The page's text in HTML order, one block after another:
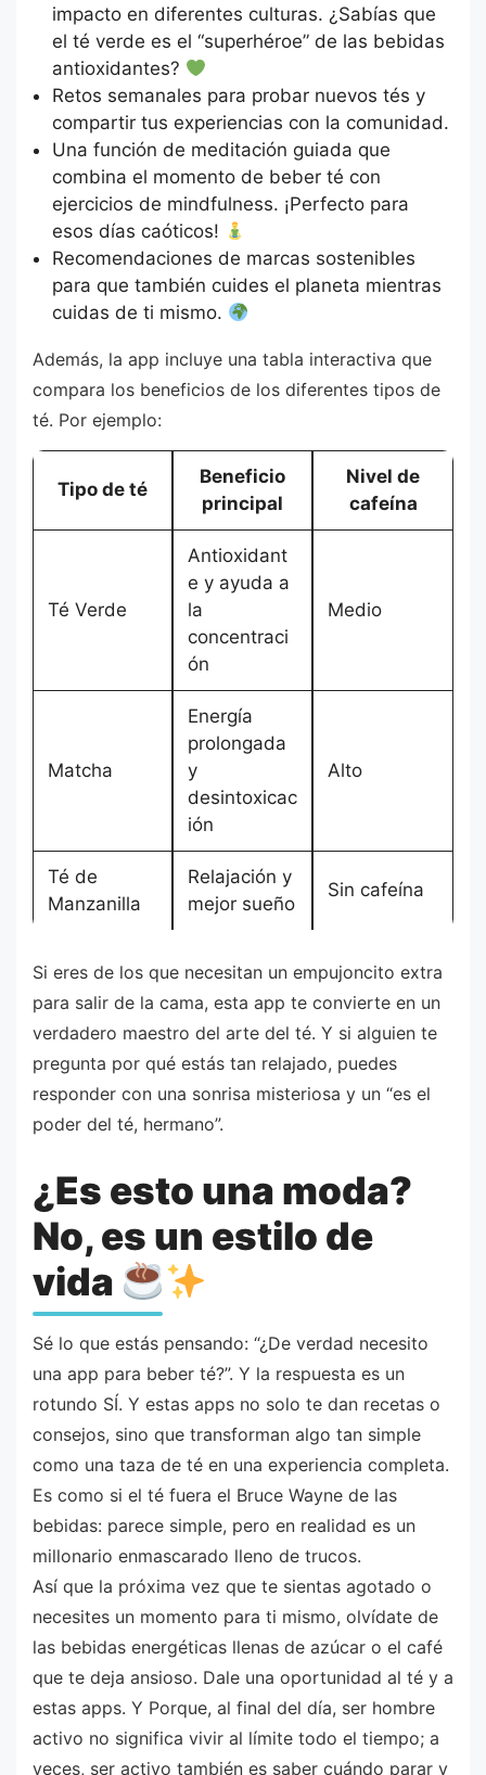
impacto en diferentes culturas. ¿Sabías que
el té verde es el “superhéroe” de las bebidas
antioxidantes?
Retos semanales para probar nuevos tés y
compartir tus experiencias con la comunidad.
Una función de meditación guiada que
combina el momento de beber té con
ejercicios de mindfulness. ¡Perfecto para
esos días caóticos!
Recomendaciones de marcas sostenibles
para que también cuides el planeta mientras
cuidas de ti mismo.
Además, la app incluye una tabla interactiva que
compara los beneficios de los diferentes tipos de
té. Por ejemplo:
Tipo de té
Beneficio
principal
Nivel de
cafeína
Té Verde
Antioxidant
e y ayuda a
la
concentraci
ón
Medio
Matcha
Energía
prolongada
y
desintoxicac
ión
Alto
Té de
Manzanilla
Relajación y
mejor sueño
Sin cafeína
Si eres de los que necesitan un empujoncito extra
para salir de la cama, esta app te convierte en un
verdadero maestro del arte del té. Y si alguien te
pregunta por qué estás tan relajado, puedes
responder con una sonrisa misteriosa y un “es el
poder del té, hermano”.
¿Es esto una moda?
No, es un estilo de
vida
Sé lo que estás pensando: “¿De verdad necesito
una app para beber té?”. Y la respuesta es un
rotundo SÍ. Y estas apps no solo te dan recetas o
consejos, sino que transforman algo tan simple
como una taza de té en una experiencia completa.
Es como si el té fuera el Bruce Wayne de las
bebidas: parece simple, pero en realidad es un
millonario enmascarado lleno de trucos.
Así que la próxima vez que te sientas agotado o
necesites un momento para ti mismo, olvídate de
las bebidas energéticas llenas de azúcar o el café
que te deja ansioso. Dale una oportunidad al té y a
estas apps. Y Porque, al final del día, ser hombre
activo no significa vivir al límite todo el tiempo; a
veces, ser activo también es saber cuándo parar y